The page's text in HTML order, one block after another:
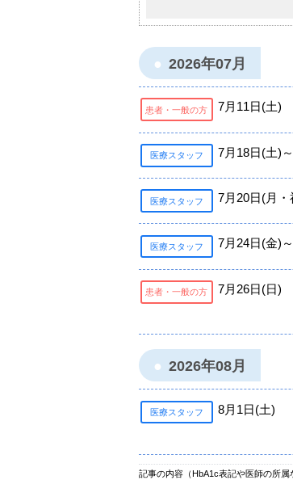
2026年07月
患者・一般の方 7月11日(土)
医療スタッフ 7月18日(土)
医療スタッフ 7月20日(月・
医療スタッフ 7月24日(金)
患者・一般の方 7月26日(日)
2026年08月
医療スタッフ 8月1日(土)
記事の内容（HbA1c表記や医師の所